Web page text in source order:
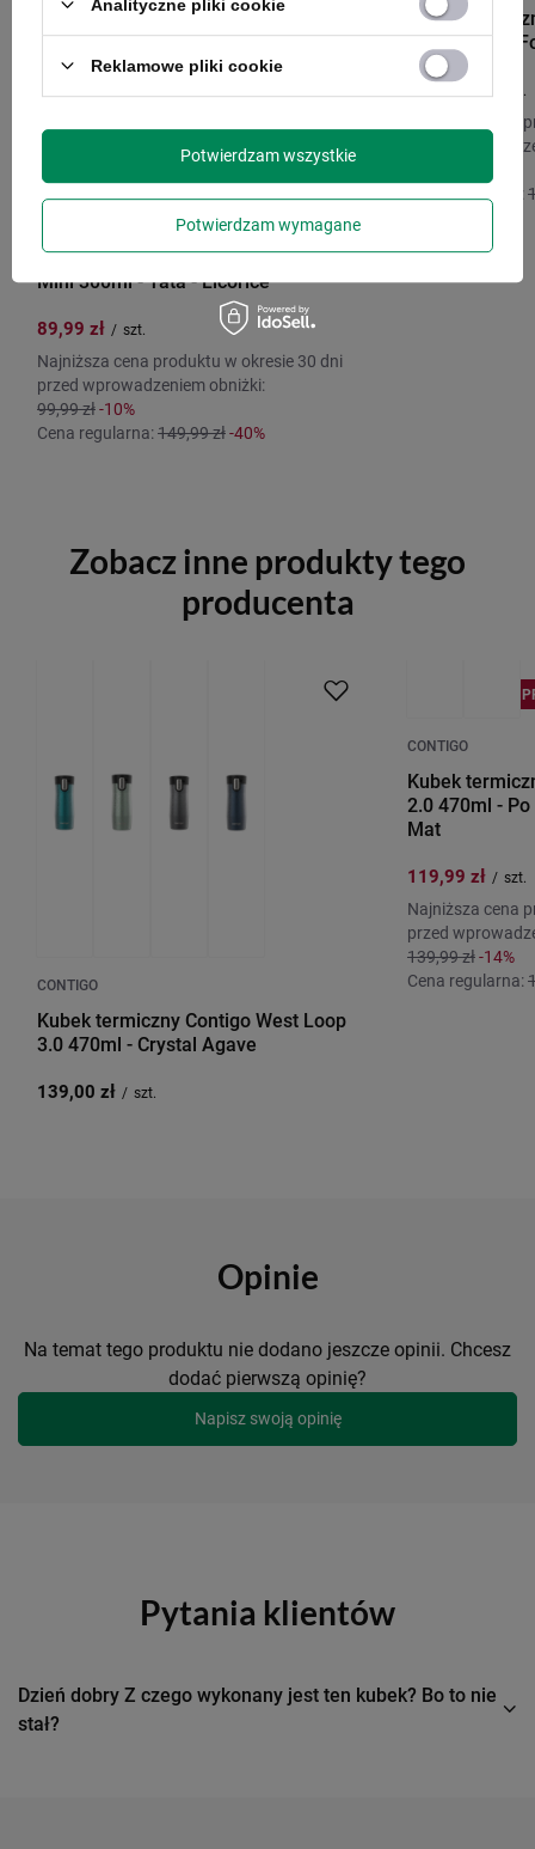
Kubek termiczny Contigo West Loop
Mini 300ml - Tata - Licorice
89,99 zł / szt.
Najniższa cena produktu w okresie 30 dni
przed wprowadzeniem obniżki:
99,99 zł-10%
Cena regularna:149,99 zł-40%
Kubek
Mini 300ml -
109,99 zł szt.
Najniższa cena
przed
Cena regularna:
Zobacz inne produkty tego
producenta
CONTIGO
Kubek termiczny Contigo West Loop
3.0 470ml - Crystal Agave
139,00 zł / szt.
CONTIGO
Kubek
2.0 470ml -
Mat
119,99 zł / szt.
Najniższa cena
przed
139,99 zł-14%
Cena regularna:
Opinie
Na temat tego produktu nie dodano jeszcze opinii. Chcesz
dodać pierwszą opinię?
Napisz swoją opinię
Pytania klientów
Dzień dobry Z czego wykonany jest ten kubek? Bo to nie
stał?
Analityczne pliki cookie
Reklamowe pliki cookie
Potwierdzam wymagane
Potwierdzam wszystkie